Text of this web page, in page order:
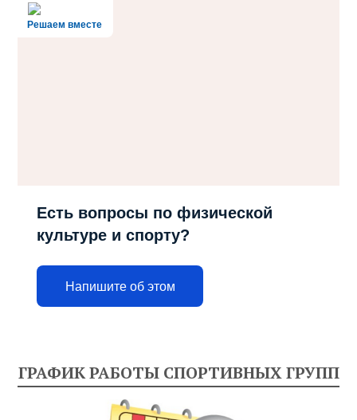
Решаем вместе
Есть вопросы по физической
культуре и спорту?
Напишите об этом
ГРАФИК РАБОТЫ СПОРТИВНЫХ ГРУПП